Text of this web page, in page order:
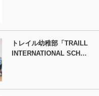
トレイル幼稚部「TRAILL
INTERNATIONAL SCH…